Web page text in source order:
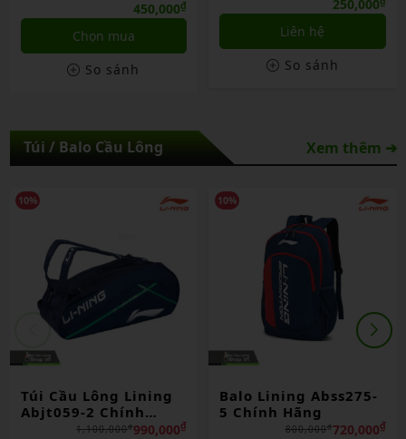
450,000₫
Chọn mua
So sánh
250,000
Liên hệ
So sánh
Túi / Balo Cầu Lông Xem thêm ➔
10%
Túi Cầu Lông Lining
Abjt059-2 Chính
990,000₫
1,100,000₫
10%
Balo Lining Abss275-
5 Chính Hãng
720,000₫
800,000₫